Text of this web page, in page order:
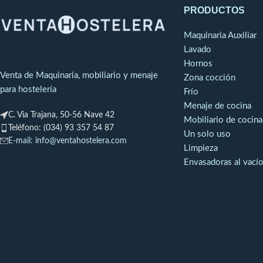
temperaturas extremas. El juego está
compuesto por cuchillo profesional de
una macheta. Acompañado de un taco de
adaptada,
de
buffets
diseño permite el
Venta de Maquinaria, mobiliario y menaje
para hostelería
C. Via Trajana, 50-56 Nave 42
Teléfono: (034) 93 357 54 87
E-mail: info@ventahostelera.com
PRODUCTOS
Maquinaria Auxiliar
Lavado
Hornos
Zona cocción
Frío
Menaje de cocina
Mobiliario de cocina
Un solo uso
Limpieza
Envasadoras al vacío